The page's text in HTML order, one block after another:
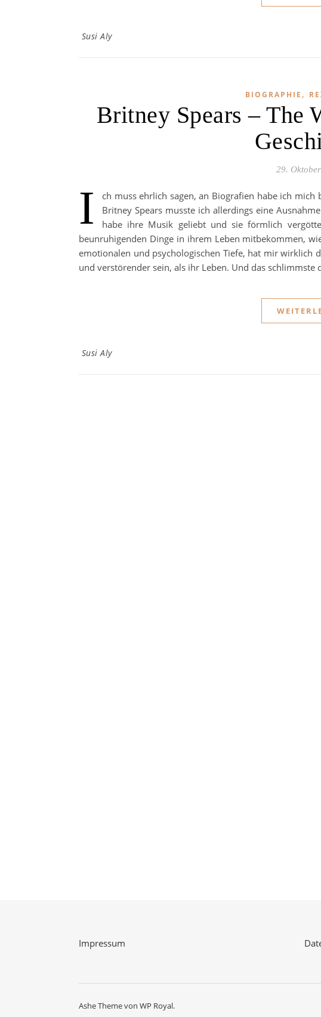
Susi Aly
BIOGRAPHIE ,
Britney Spears – The
29.
I
ch muss ehrlich sagen, an Biografien habe ich
Britney Spears musste ich allerdings eine
habe ihre Musik geliebt und sie förmlich
beunruhigenden Dinge in ihrem Leben mitbekommen,
emotionalen und psychologischen Tiefe, hat mir
und verstörender sein, als ihr Leben. Und das schlimmste
Susi Aly
Impressum
Ashe Theme von WP Royal.